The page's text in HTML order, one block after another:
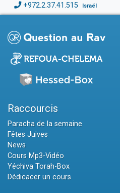
+972.2.37.41.515 Israël
Raccourcis
Paracha de la semaine
Fêtes Juives
News
Cours Mp3-Vidéo
Yéchiva Torah-Box
Dédicacer un cours